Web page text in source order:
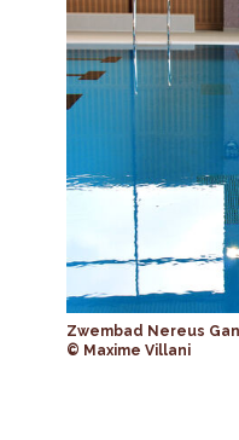
Zwembad Nereus
© Maxime Villani